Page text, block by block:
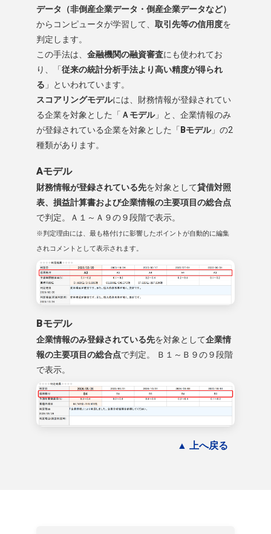
データ（非倒産企業データ・倒産企業データなど）
からコンピュータが学習して、 取引先等の信用度を
判定します。
この手法は、 金融機関の融資審査にも使われてお
り、「従来の統計分析手法より高い精度が得られ
る 」といわれています。
スコアリングモデルには、財務情報が登録されてい
る企業を対象とした「 Ａモデル」と、企業情報のみ
が登録されている企業を対象とした「 Bモデル」の2
種類があります。
Aモデル
財務情報が登録されている先を対象として貸借対照
表、損益計算書および企業情報の主要項目の総合点
で判定。Ａ１～Ａ９の９段階で表示。
※判定理由には、最も格付けに影響したポイントが自動的に編集
されコメントとして表示されます。
Bモデル
企業情報のみ登録されている先を対象として企業情
報の主要項目の総合点で判定。 Ｂ１～Ｂ９の９段階
で表示。
▲ 上へ戻る